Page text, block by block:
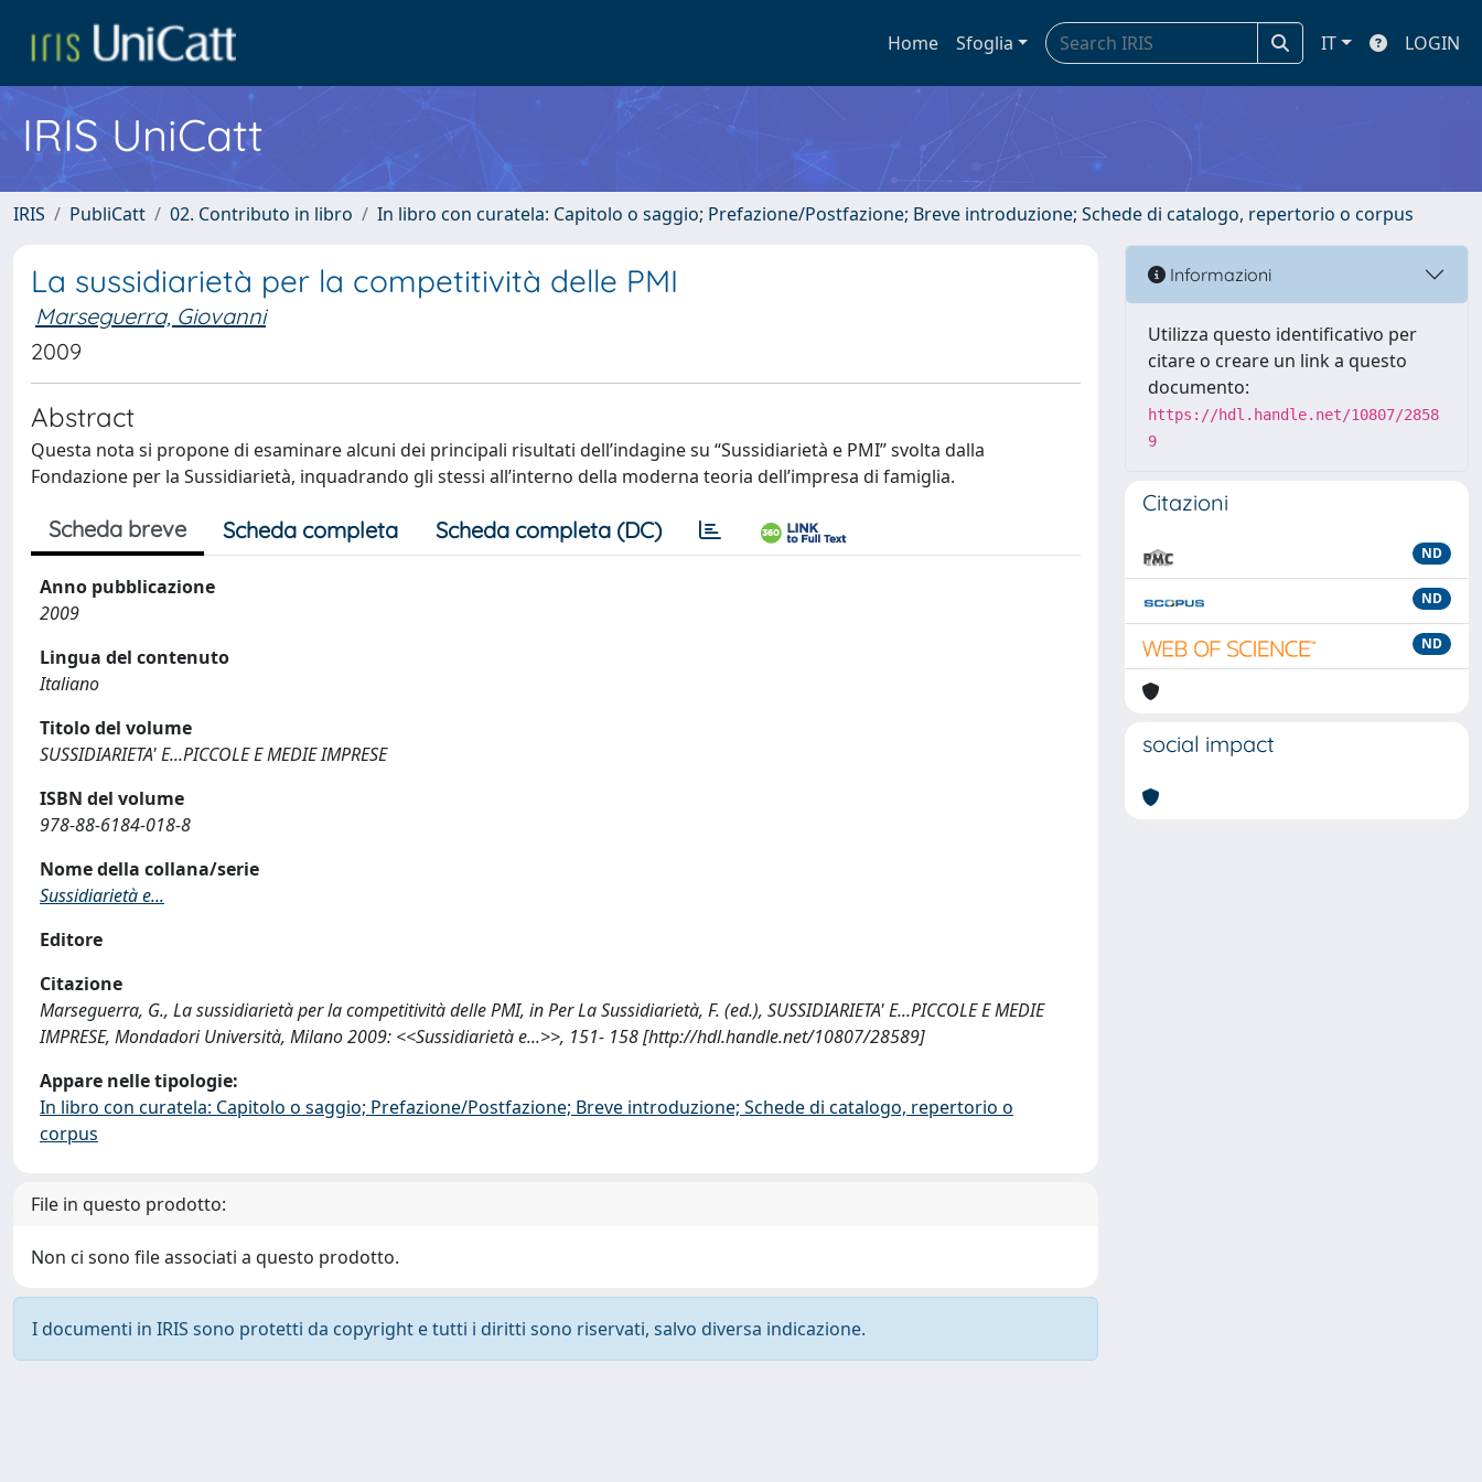
Home Sfoglia IT LOGIN
IRIS UniCatt
IRIS PubliCatt 02. Contributo in libro In libro con curatela: Capitolo o saggio; Prefazione/Postfazione; Breve introduzione; Schede di catalogo, repertorio o corpus
La sussidiarietà per la competitività delle PMI
Marseguerra, Giovanni
2009
Abstract
Questa nota si propone di esaminare alcuni dei principali risultati dell’indagine su “Sussidiarietà e PMI” svolta dalla
Fondazione per la Sussidiarietà, inquadrando gli stessi all’interno della moderna teoria dell’impresa di famiglia.
Scheda breve Scheda completa Scheda completa (DC)
Anno pubblicazione
2009
Lingua del contenuto
Italiano
Titolo del volume
SUSSIDIARIETA' E...PICCOLE E MEDIE IMPRESE
ISBN del volume
978-88-6184-018-8
Nome della collana/serie
Sussidiarietà e...
Editore
Citazione
Marseguerra, G., La sussidiarietà per la competitività delle PMI, in Per La Sussidiarietà, F. (ed.), SUSSIDIARIETA' E...PICCOLE E MEDIE
IMPRESE, Mondadori Università, Milano 2009: <<Sussidiarietà e...>>, 151- 158 [http://hdl.handle.net/10807/28589]
Appare nelle tipologie:
In libro con curatela: Capitolo o saggio; Prefazione/Postfazione; Breve introduzione; Schede di catalogo, repertorio o
corpus
File in questo prodotto:
Non ci sono file associati a questo prodotto.
I documenti in IRIS sono protetti da copyright e tutti i diritti sono riservati, salvo diversa indicazione.
Informazioni
Utilizza questo identificativo per
citare o creare un link a questo
documento:
https://hdl.handle.net/10807/2858
9
Citazioni
ND
ND
ND
social impact